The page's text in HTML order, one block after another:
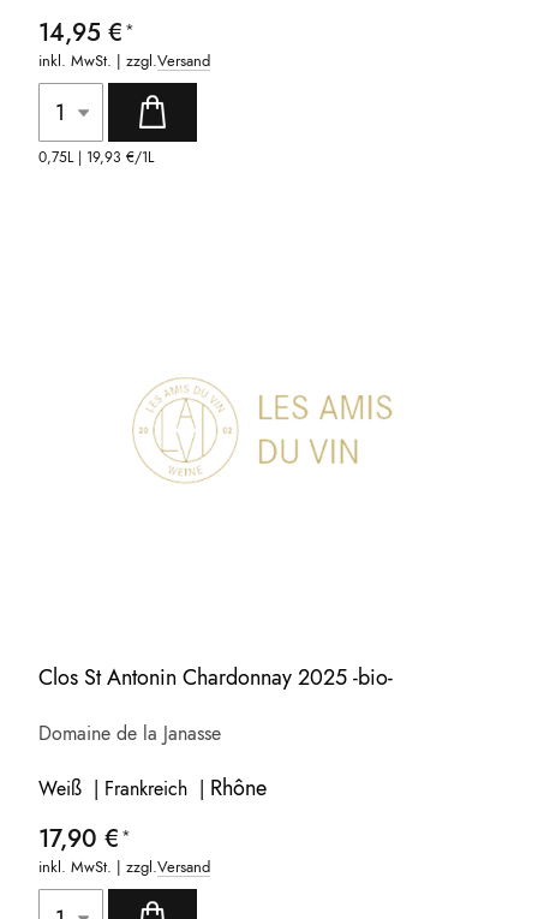
14,95 €
inkl. MwSt. | zzgl.Versand
0,75L | 19,93 €/1L
Clos St Antonin Chardonnay 2025 -bio-
Domaine de la Janasse
Weiß | Frankreich | Rhône
17,90 €
inkl. MwSt. | zzgl.Versand